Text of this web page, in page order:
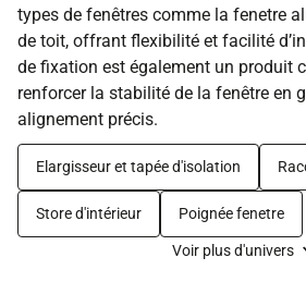
types de fenêtres comme la fenetre
de toit, offrant flexibilité et facilité
de fixation est également un produit
renforcer la stabilité de la fenêtre en
alignement précis.
Elargisseur et tapée d'isolation
Store d'intérieur Poignée fenetre
Voir plus d'univers